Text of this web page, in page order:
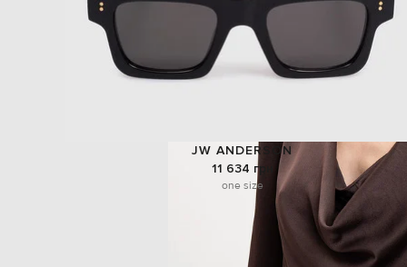
JW ANDERSON
11 634 грн
one size